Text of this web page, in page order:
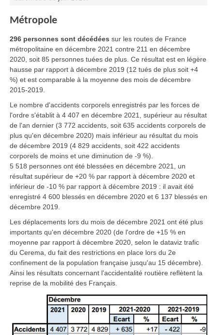
Métropole
296 personnes sont décédées sur les routes de France
métropolitaine en décembre 2021 contre 211 en décembre
2020, soit 85 personnes tuées de plus. Ce résultat est en légère
hausse par rapport à décembre 2019 (12 tués de plus soit +4
%) et est comparable à la moyenne des mois de décembre
2015-2019.
Le nombre d'accidents corporels enregistrés par les forces de
l'ordre s'établit à 4 407 en décembre 2021, supérieur au résultat
de l'an dernier (3 772 accidents, soit 635 accidents corporels de
plus qu'en décembre 2020) mais inférieur au résultat du mois
de décembre 2019 (4 829 accidents, soit 422 accidents
corporels de moins et une diminution de -9 %).
5 518 personnes ont été blessées en décembre 2021, un
résultat supérieur de +20 % par rapport à décembre 2020 et
inférieur de -10 % par rapport à décembre 2019 : il avait été
enregistré 4 600 blessés en décembre 2020 et 6 137 blessés en
décembre 2019.
Les déplacements lors du mois de décembre 2021 ont été plus
importants qu'en décembre 2020 (de l'ordre de +15 % en
moyenne par rapport à décembre 2020, selon le dataviz trafic
du Cerema, du fait des restrictions en place lors du 2e
confinement de la population française jusqu'au 15 décembre).
Ainsi les résultats concernant l'accidentalité routière reflètent la
reprise de la mobilité des Français.